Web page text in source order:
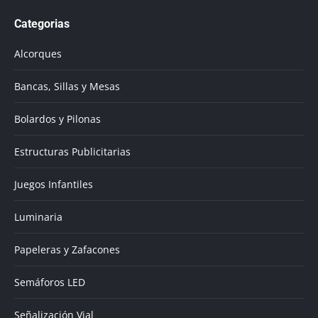
opens
new
window
Categorias
Alcorques
Bancas, Sillas y Mesas
Bolardos y Pilonas
Estructuras Publicitarias
Juegos Infantiles
Luminaria
Papeleras y Zafacones
Semáforos LED
Señalización Vial